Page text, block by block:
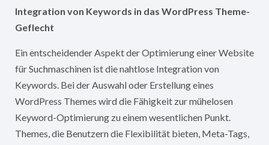
Integration von Keywords in das WordPress Theme-
Geflecht
Ein entscheidender Aspekt der Optimierung einer Website
für Suchmaschinen ist die nahtlose Integration von
Keywords. Bei der Auswahl oder Erstellung eines
WordPress Themes wird die Fähigkeit zur mühelosen
Keyword-Optimierung zu einem wesentlichen Punkt.
Themes, die Benutzern die Flexibilität bieten, Meta-Tags,